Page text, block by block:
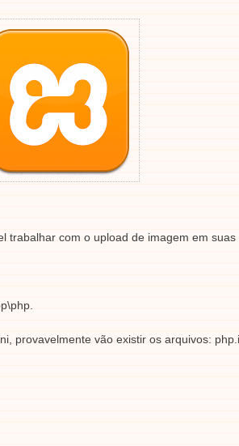
trabalhar com o upload de imagem em suas
provavelmente vão existir os arquivos: